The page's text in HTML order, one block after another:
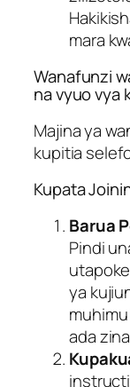
mara
Wanafunzi
na vyuo vya
Majina ya
kupitia
Kupata
Barua
Pindi
ya
ada